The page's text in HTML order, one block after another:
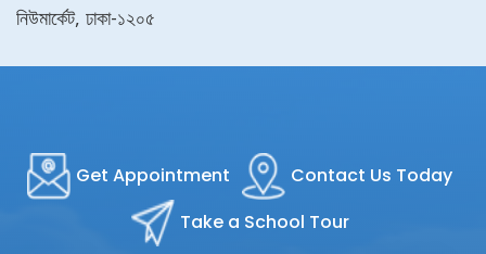
নিউমার্কেট, ঢাকা-১২০৫
Get Appointment
Contact Us Today
Take a School Tour